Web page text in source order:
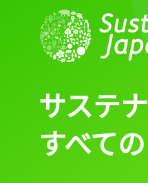
サステ
すべて